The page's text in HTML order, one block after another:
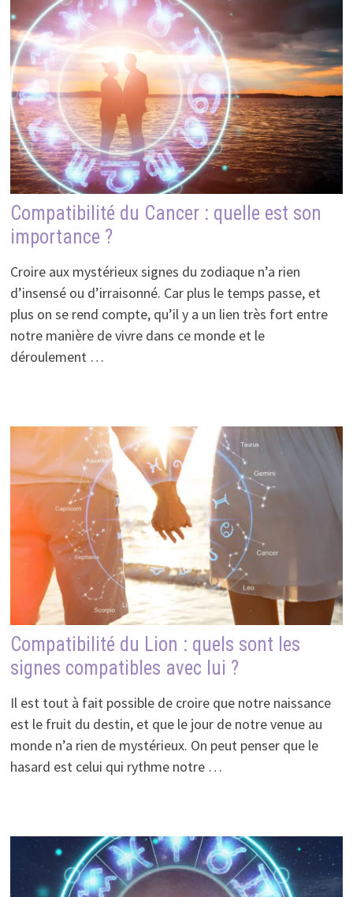
Compatibilité du Cancer : quelle est son
importance ?
Croire aux mystérieux signes du zodiaque n’a rien
d’insensé ou d’irraisonné. Car plus le temps passe, et
plus on se rend compte, qu’il y a un lien très fort entre
notre manière de vivre dans ce monde et le
déroulement …
Compatibilité du Lion : quels sont les
signes compatibles avec lui ?
Il est tout à fait possible de croire que notre naissance
est le fruit du destin, et que le jour de notre venue au
monde n’a rien de mystérieux. On peut penser que le
hasard est celui qui rythme notre …